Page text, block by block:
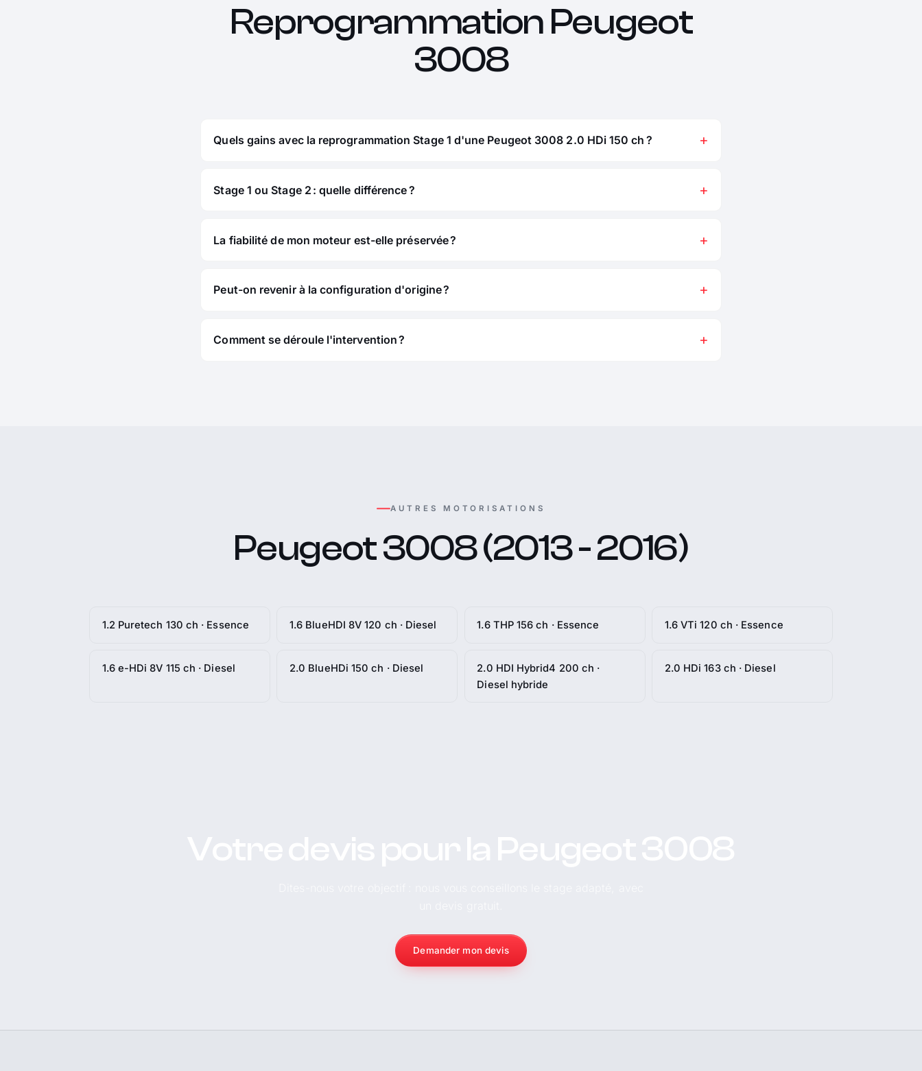
Reprogrammation Peugeot
3008
Quels gains avec la reprogrammation Stage 1 d'une Peugeot 3008 2.0 HDi 150 ch ?
Stage 1 ou Stage 2 : quelle différence ?
La fiabilité de mon moteur est-elle préservée ?
Peut-on revenir à la configuration d'origine ?
Comment se déroule l'intervention ?
AUTRES MOTORISATIONS
Peugeot 3008 (2013 - 2016)
1.2 Puretech 130 ch · Essence 1.6 BlueHDI 8V 120 ch · Diesel 1.6 THP 156 ch · Essence 1.6 VTi 120 ch · Essence
1.6 e-HDi 8V 115 ch · Diesel 2.0 BlueHDi 150 ch · Diesel
2.0 HDI Hybrid4 200 ch ·
Diesel hybride
2.0 HDi 163 ch · Diesel
Demander mon devis